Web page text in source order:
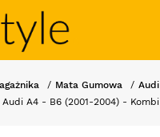
Mata Gumowa Audi
A4 - B6 (2001-2004) - Kombi